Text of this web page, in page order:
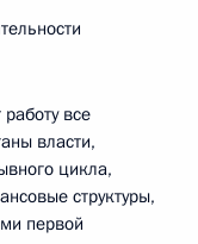
все
власти,
цикла,
структуры,
первой